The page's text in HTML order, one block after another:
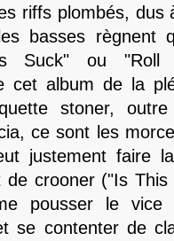
riffs plombés, dus
basses règnent
Suck" ou
cet album de la
stoner,
ce sont les
justement faire
de crooner ("Is
pousser le vice
se contenter de